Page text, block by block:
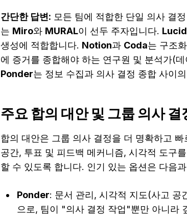
간단한 답변: 모든 팀에 적합한 단일 의사 결
는 Miro와 MURAL이 선두 주자입니다.
생성에 적합합니다. Notion과 Coda는 구조
Ponder는 정보 수집과 의사 결정 종합 사이
주요 합의 대안 및 그룹 의사
합의 대안은 그룹 의사 결정을 더 명확하고
공간, 투표 및 피드백 메커니즘, 시각적 도구
할 수 있도록 합니다. 인기 있는 옵션은 다음
Ponder: 문서 관리, 시각적 지도(사고 공
으로, 팀이 "의사 결정 작업"뿐만 아니라